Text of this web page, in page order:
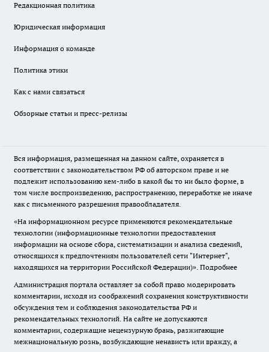
Редакционная политика
Юридическая информация
Информация о команде
Политика этики
Как с нами связаться
Обзорные статьи и пресс-релизы
Вся информация, размещенная на данном сайте, охраняется в
соответствии с законодательством РФ об авторском праве и не
подлежит использованию кем-либо в какой бы то ни было форме, в
том числе воспроизведению, распространению, переработке не иначе
как с письменного разрешения правообладателя.
«На информационном ресурсе применяются рекомендательные
технологии (информационные технологии предоставления
информации на основе сбора, систематизации и анализа сведений,
относящихся к предпочтениям пользователей сети "Интернет",
находящихся на территории Российской Федерации)». Подробнее
Администрация портала оставляет за собой право модерировать
комментарии, исходя из соображений сохранения конструктивности
обсуждения тем и соблюдения законодательства РФ и
рекомендательных технологий. На сайте не допускаются
комментарии, содержащие нецензурную брань, разжигающие
межнациональную рознь, возбуждающие ненависть или вражду, а